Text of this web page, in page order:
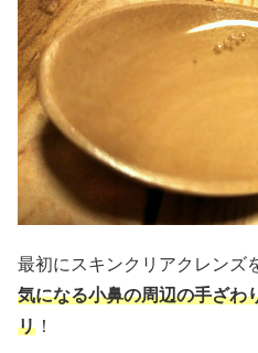
最初にスキンクリアクレンズ
気になる小鼻の周辺の手ざわ
リ ！